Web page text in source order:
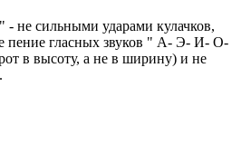
не сильными ударами кулачков,
пение гласных звуков " А- Э- И- О-
в высоту, а не в ширину) и не